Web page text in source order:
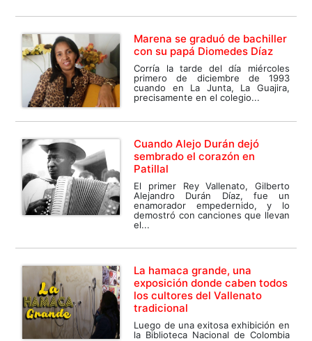
Marena se graduó de bachiller
con su papá Diomedes Díaz
Corría la tarde del día miércoles
primero de diciembre de 1993
cuando en La Junta, La Guajira,
precisamente en el colegio...
Cuando Alejo Durán dejó
sembrado el corazón en
Patillal
El primer Rey Vallenato, Gilberto
Alejandro Durán Díaz, fue un
enamorador empedernido, y lo
demostró con canciones que llevan
el...
La hamaca grande, una
exposición donde caben todos
los cultores del Vallenato
tradicional
Luego de una exitosa exhibición en
la Biblioteca Nacional de Colombia